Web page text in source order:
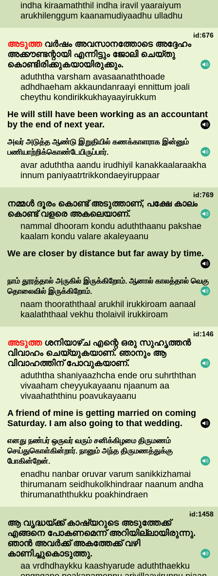
indha kiraamaththil indha iravil yaaraiyum
arukhilenggum kaanamudiyaadhu ulladhu
id:676
അടുത്ത വർഷം അവസാനത്തോടെ അദ്ദേഹം
അക്കൗണ്ടന്റായി എന്നിട്ടും ജോലി ചെയ്തു
കൊണ്ടിരിക്കുകയായിരുക്കും.
aduththa varsham avasaanaththoade
adhdhaeham akkaundanraayi ennittum joali
cheythu kondirikkukhayaayirukkum
He will still have been working as an accountant
by the end of next year.
அவர்அடுத்த ஆண்டு இறுதியில் கணக்காளராக இன்னும்
பணியாற்றிக்கொண்டேயிருப்பார்.
avar aduththa aandu irudhiyil kanakkaalaraakha
innum paniyaatrtrikkondaeyiruppaar
id:769
നമ്മൾ ദൂരം കൊണ്ട് അടുത്താണ്, പക്ഷേ കാലം
കൊണ്ട് വളരെ അകലെയാണ്.
nammal dhooram kondu aduththaanu pakshae
kaalam kondu valare akaleyaanu
We are closer by distance but far away by time.
நாம் தூரத்தால் அருகில் இருக்கிறோம். ஆனால் காலத்தால் வெகு
தொலைவில் இருக்கிறோம்.
naam thooraththaal arukhil irukkiroam aanaal
kaalaththaal vekhu tholaivil irukkiroam
id:146
അടുത്ത ശനിയാഴ്ച എന്റെ ഒരു സുഹൃത്തൻ
വിവാഹം ചെയ്യുകയാണ്. ഞാനും ആ
വിവാഹത്തിന് പോവുകയാണ്.
aduththa shaniyaazhcha ende oru suhrththan
vivaaham cheyyukayaanu njaanum aa
vivaahaththinu poavukayaanu
A friend of mine is getting married on coming
Saturday. I am also going to that wedding.
எனது நண்பர்ஒருவர்வரும் சனிக்கிழமை திருமணம்
செய்துகொள்கின்றார். நானும் அந்த திருமணத்துக்கு
போகின்றேன்.
enadhu nanbar oruvar varum sanikkizhamai
thirumanam seidhukolkhindraar naanum andha
thirumanaththukku poakhindraen
id:1458
ആ വൃദ്ധയ്ക്ക് കാഷ്യറുടെ അടുത്തേക്ക്
എങ്ങനെ പോകണമെന്ന് അറിയില്ലായിരുന്നു.
ഞാൻ അവർക്ക് അകത്തേക്ക് വഴി
കാണിച്ചുകൊടുത്തു.
aa vrdhdhaykku kaashyarude aduththaekku